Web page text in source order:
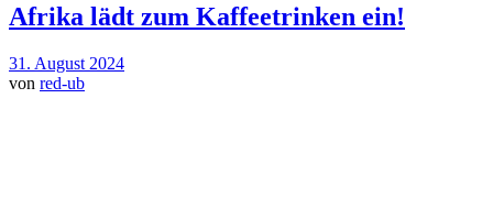
Afrika lädt zum Kaffeetrinken ein!
31. August 2024
von red-ub